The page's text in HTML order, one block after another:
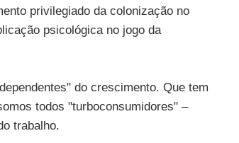
privilegiado da colonização no
psicológica no jogo da
do crescimento. Que tem
todos "turboconsumidores" –
trabalho.